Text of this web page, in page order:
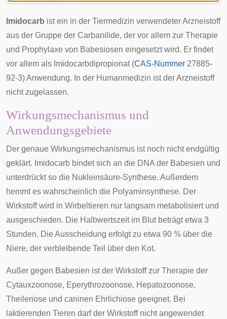
Imidocarb ist ein in der Tiermedizin verwendeter Arzneistoff
aus der Gruppe der Carbanilide, der vor allem zur Therapie
und Prophylaxe von Babesiosen eingesetzt wird. Er findet
vor allem als Imidocarbdipropionat(CAS-Nummer 27885-
92-3) Anwendung. In der Humanmedizin ist der Arzneistoff
nicht zugelassen.
Wirkungsmechanismus und
Anwendungsgebiete
Der genaue Wirkungsmechanismus ist noch nicht endgültig
geklärt. Imidocarb bindet sich an die DNA der Babesien und
unterdrückt so die Nukleinsäure-Synthese. Außerdem
hemmt es wahrscheinlich die Polyaminsynthese. Der
Wirkstoff wird in Wirbeltieren nur langsam metabolisiert und
ausgeschieden. Die Halbwertszeit im Blut beträgt etwa 3
Stunden. Die Ausscheidung erfolgt zu etwa 90 % über die
Niere, der verbleibende Teil über den Kot.
Außer gegen Babesien ist der Wirkstoff zur Therapie der
Cytauxzoonose, Eperythrozoonose, Hepatozoonose,
Theileriose und caninen Ehrlichiose geeignet. Bei
laktierenden Tieren darf der Wirkstoff nicht angewendet